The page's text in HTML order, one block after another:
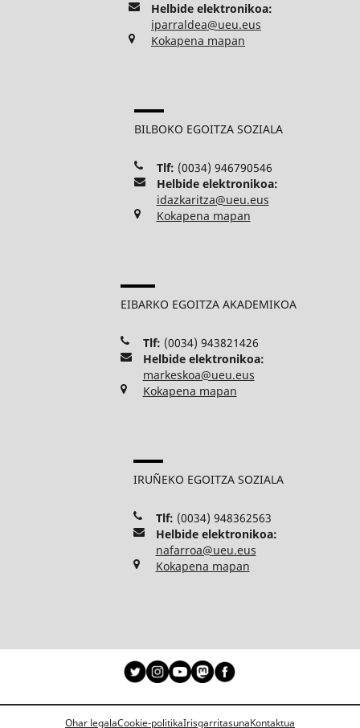
Helbide elektronikoa:
iparraldea@ueu.eus
Kokapena mapan
BILBOKO EGOITZA SOZIALA
Tlf: (0034) 946790546
Helbide elektronikoa:
idazkaritza@ueu.eus
Kokapena mapan
EIBARKO EGOITZA AKADEMIKOA
Tlf: (0034) 943821426
Helbide elektronikoa:
markeskoa@ueu.eus
Kokapena mapan
IRUÑEKO EGOITZA SOZIALA
Tlf: (0034) 948362563
Helbide elektronikoa:
nafarroa@ueu.eus
Kokapena mapan
Ohar legalaCookie-politikaIrisgarritasunaKontaktua